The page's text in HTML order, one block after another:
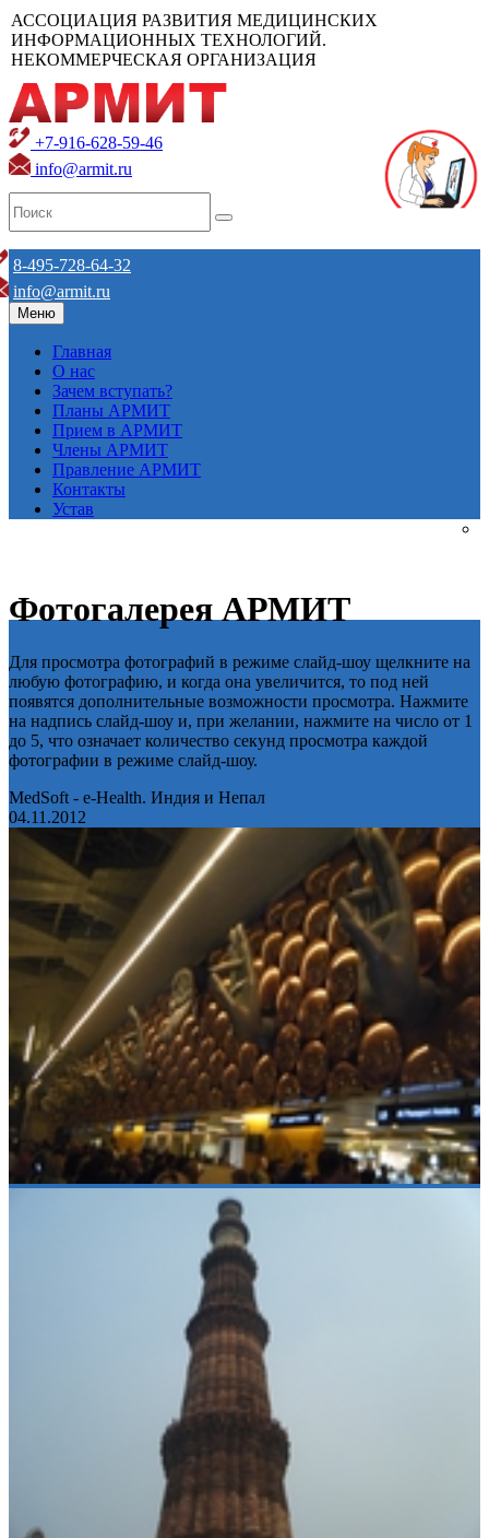
АССОЦИАЦИЯ РАЗВИТИЯ МЕДИЦИНСКИХ
ИНФОРМАЦИОННЫХ ТЕХНОЛОГИЙ.
НЕКОММЕРЧЕСКАЯ ОРГАНИЗАЦИЯ
+7-916-628-59-46
info@armit.ru
8-495-728-64-32
info@armit.ru
Меню
Главная
О нас
Зачем вступать?
Планы АРМИТ
Прием в АРМИТ
Члены АРМИТ
Правление АРМИТ
Контакты
Устав
Фотогалерея АРМИТ
Для просмотра фотографий в режиме слайд-шоу щелкните на
любую фотографию, и когда она увеличится, то под ней
появятся дополнительные возможности просмотра. Нажмите
на надпись слайд-шоу и, при желании, нажмите на число от 1
до 5, что означает количество секунд просмотра каждой
фотографии в режиме слайд-шоу.
MedSoft - e-Health. Индия и Непал
04.11.2012